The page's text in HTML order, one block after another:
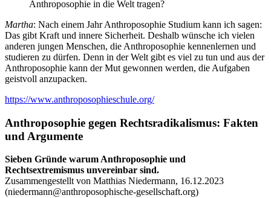
Anthroposophie in die Welt tragen?
Martha: Nach einem Jahr Anthroposophie Studium kann ich sagen:
Das gibt Kraft und innere Sicherheit. Deshalb wünsche ich vielen
anderen jungen Menschen, die Anthroposophie kennenlernen und
studieren zu dürfen. Denn in der Welt gibt es viel zu tun und aus der
Anthroposophie kann der Mut gewonnen werden, die Aufgaben
geistvoll anzupacken.
https://www.anthroposophieschule.org/
Anthroposophie gegen Rechtsradikalismus: Fakten
und Argumente
Sieben Gründe warum Anthroposophie und
Rechtsextremismus unvereinbar sind.
Zusammengestellt von Matthias Niedermann, 16.12.2023
(niedermann@anthroposophische-gesellschaft.org)